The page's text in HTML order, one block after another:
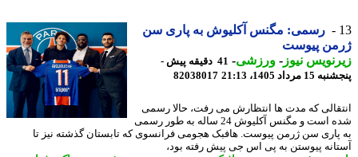
رسمی: مگنس آکلیوش به پاری سن
پیوست
نیوز-ورزشی-
41 دقیقه پیش -
1405، 21:13
82038017
که مدت ها انتظارش می رفت، حالا رسمی
شده است و مگنس آکلیوش 24 ساله به طور رسمی
سن ژرمن پیوست. هافبک هجومی فرانسوی که تابستان گذشته نیز تا
پیوستن به پی اس جی پیش رفته بود،